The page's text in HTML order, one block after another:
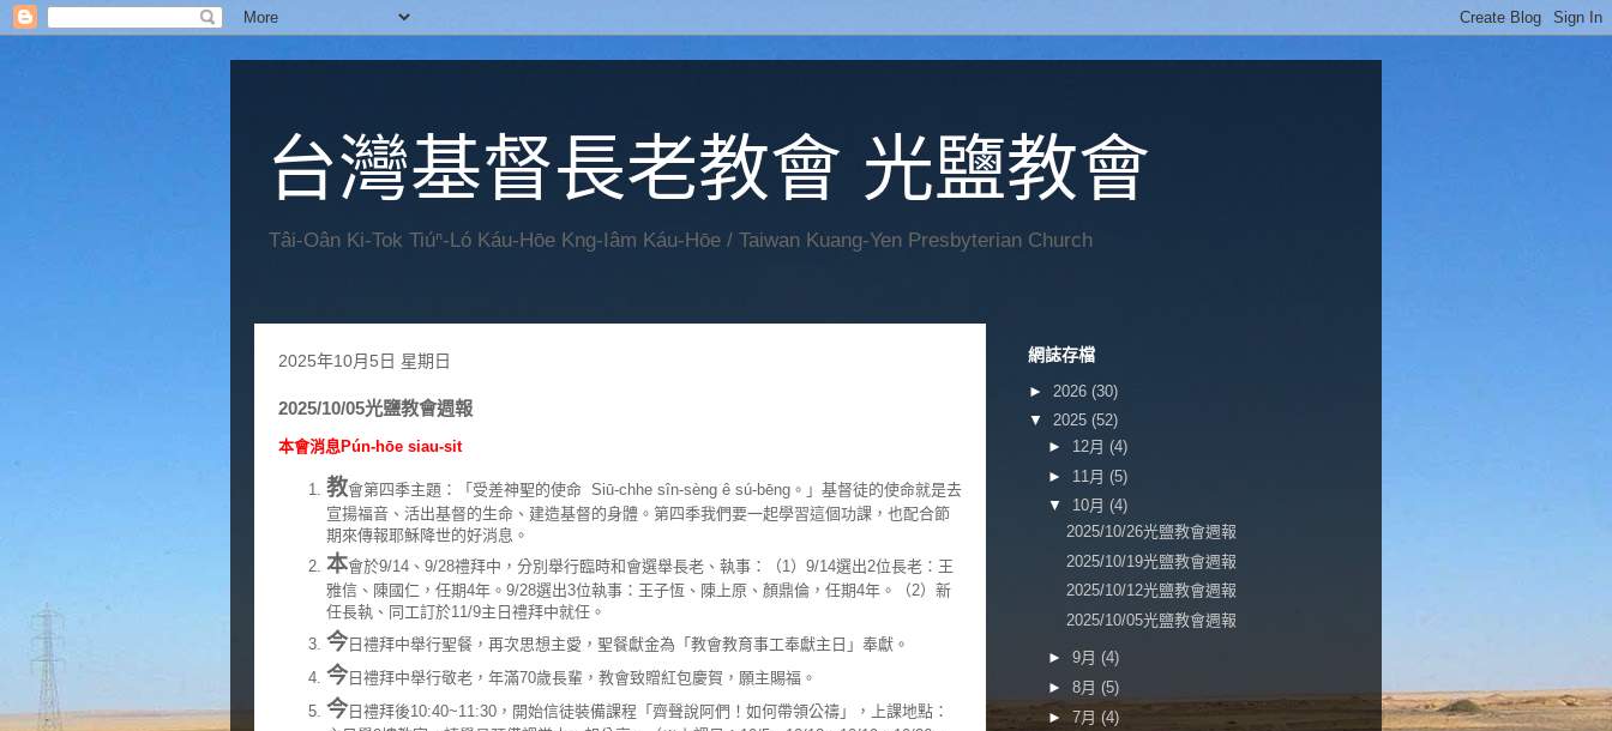
台灣基督長老教會 光鹽教會
Tâi-Oân Ki-Tok Tiúⁿ-Ló Káu-Hōe Kng-Iâm Káu-Hōe / Taiwan Kuang-Yen Presbyterian Church
2025年10月5日 星期日
2025/10/05光鹽教會週報
本會消息Pún-hōe siau-sit
教會第四季主題：「受差神聖的使命 Siū-chhe sîn-sèng ê sú-bēng。」基督徒的使命就是去
宣揚福音、活出基督的生命、建造基督的身體。第四季我們要一起學習這個功課，也配合節
期來傳報耶穌降世的好消息。
本會於9/14、9/28禮拜中，分別舉行臨時和會選舉長老、執事：（1）9/14選出2位長老：王
雅信、陳國仁，任期4年。9/28選出3位執事：王子恆、陳上原、顏鼎倫，任期4年。（2）新
任長執、同工訂於11/9主日禮拜中就任。
今日禮拜中舉行聖餐，再次思想主愛，聖餐獻金為「教會教育事工奉獻主日」奉獻。
今日禮拜中舉行敬老，年滿70歲長輩，教會致贈紅包慶賀，願主賜福。
今日禮拜後10:40~11:30，開始信徒裝備課程「齊聲說阿們！如何帶領公禱」，上課地點：
網誌存檔
► 2026 (30)
▼ 2025 (52)
► 12月 (4)
► 11月 (5)
▼ 10月 (4)
2025/10/26光鹽教會週報
2025/10/19光鹽教會週報
2025/10/12光鹽教會週報
2025/10/05光鹽教會週報
► 9月 (4)
► 8月 (5)
► 7月 (4)